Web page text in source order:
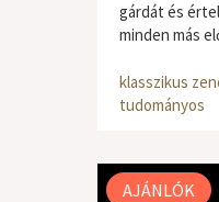
gárdát és
minden más
klasszikus
tudományos
AJÁNLÓK